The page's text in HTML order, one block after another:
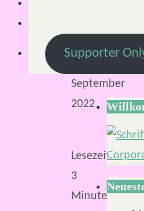
September
2022
Lesezeit:
3
Minuten
Supporter